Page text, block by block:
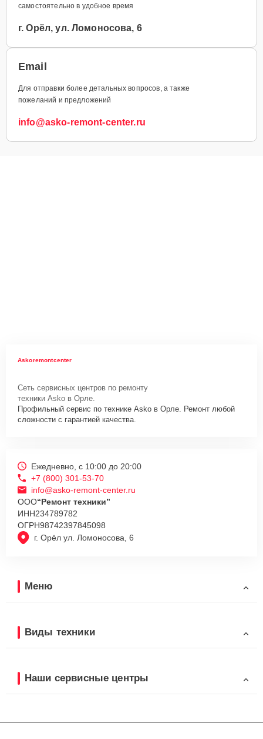
самостоятельно в удобное время
г. Орёл, ул. Ломоносова, 6
Email
Для отправки более детальных вопросов, а также
пожеланий и предложений
info@asko-remont-center.ru
Askoremontcenter
Сеть сервисных центров по ремонту
техники Asko в Орле.
Профильный сервис по технике Asko в Орле. Ремонт любой
сложности с гарантией качества.
г. Орёл ул. Ломоносова, 6
Ежедневно, с 10:00 до 20:00
+7 (800) 301-53-70
info@asko-remont-center.ru
ООО“Ремонт техники”
ИНН234789782
ОГРН98742397845098
Меню
Виды техники
Наши сервисные центры